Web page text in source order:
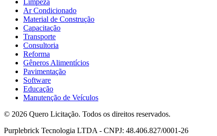
Ar Condicionado
Material de Construção
Capacitação
Transporte
Consultoria
Reforma
Gêneros Alimentícios
Pavimentação
Software
Educação
Manutenção de Veículos
© 2026 Quero Licitação. Todos os direitos reservados.
Purplebrick Tecnologia LTDA - CNPJ: 48.406.827/0001-26